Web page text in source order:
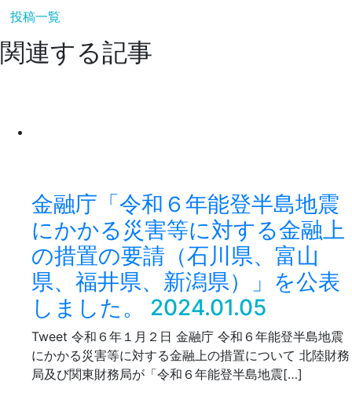
投稿一覧
関連する記事
金融庁「令和６年能登半島地震
にかかる災害等に対する金融上
の措置の要請（石川県、富山
県、福井県、新潟県）」を公表
しました。
2024.01.05
Tweet 令和６年１月２日 金融庁 令和６年能登半島地震
にかかる災害等に対する金融上の措置について 北陸財務
局及び関東財務局が「令和６年能登半島地震[…]